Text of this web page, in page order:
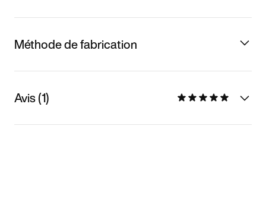
Méthode de fabrication
Avis (1)